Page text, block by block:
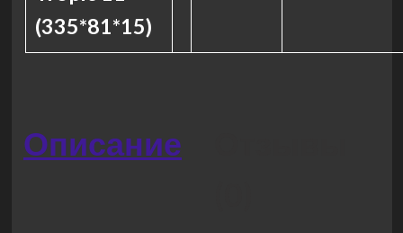
(335*81*15)
Описание